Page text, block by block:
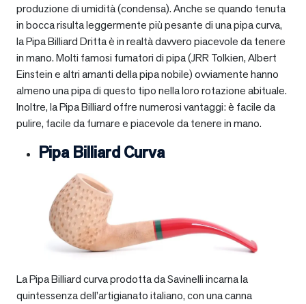
produzione di umidità (condensa). Anche se quando tenuta
in bocca risulta leggermente più pesante di una pipa curva,
la Pipa Billiard Dritta è in realtà davvero piacevole da tenere
in mano. Molti famosi fumatori di pipa (JRR Tolkien, Albert
Einstein e altri amanti della pipa nobile) ovviamente hanno
almeno una pipa di questo tipo nella loro rotazione abituale.
Inoltre, la Pipa Billiard offre numerosi vantaggi: è facile da
pulire, facile da fumare e piacevole da tenere in mano.
Pipa Billiard Curva
La Pipa Billiard curva prodotta da Savinelli incarna la
quintessenza dell’artigianato italiano, con una canna